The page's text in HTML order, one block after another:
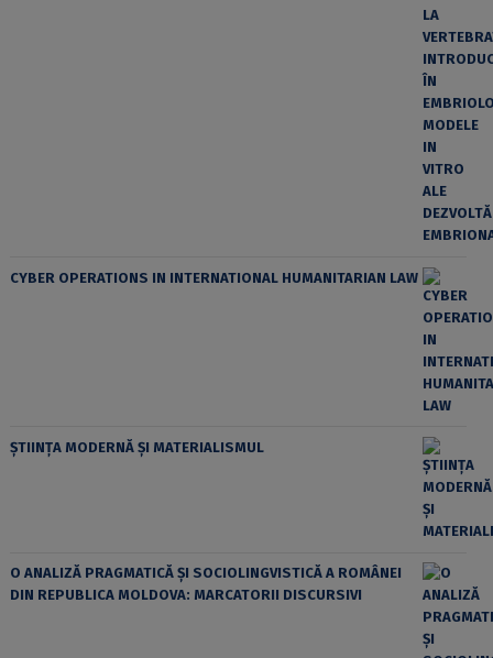
CYBER OPERATIONS IN INTERNATIONAL HUMANITARIAN LAW
ȘTIINȚA MODERNĂ ȘI MATERIALISMUL
O ANALIZĂ PRAGMATICĂ ȘI SOCIOLINGVISTICĂ A ROMÂNEI
DIN REPUBLICA MOLDOVA: MARCATORII DISCURSIVI